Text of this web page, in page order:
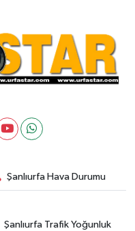
Şanlıurfa Hava Durumu
Şanlıurfa Trafik Yoğunluk